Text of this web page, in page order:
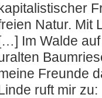
kapitalistischer
Natur. Mit
[…] Im Walde
Freunde
ruft mir